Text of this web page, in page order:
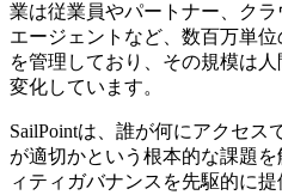
業は従業員やパートナー、ク
エージェントなど、数百万単位
を管理しており、その規模は
変化しています。
SailPointは、誰が何にアクセス
が適切かという根本的な課題
ィティガバナンスを先駆的に